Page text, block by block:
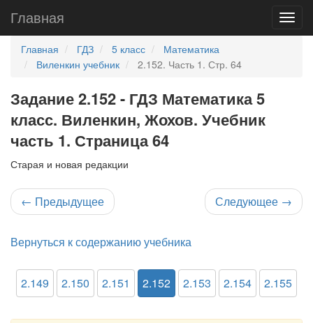
Главная
Главная ГДЗ 5 класс
Математика
Виленкин учебник
2.152. Часть 1. Стр. 64
Задание 2.152 - ГДЗ Математика 5
класс. Виленкин, Жохов. Учебник
часть 1. Страница 64
Старая и новая редакции
← Предыдущее Следующее →
Вернуться к содержанию учебника
2.149 2.150 2.151 2.152 2.153 2.154 2.155